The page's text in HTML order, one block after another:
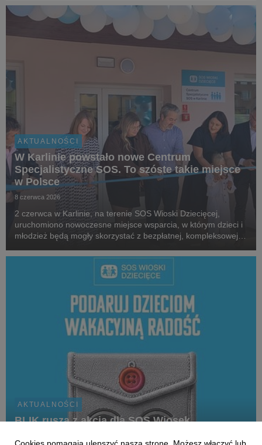
biegowych w regionie, organizowanej przez...
AKTUALNOŚCI
W Karlinie powstało nowe Centrum
Specjalistyczne SOS. To szóste takie miejsce
w Polsce
8 czerwca 2026
2 czerwca w Karlinie, na terenie SOS Wioski Dziecięcej,
uruchomiono nowoczesne miejsce wsparcia, w którym dzieci i
młodzież będą mogły skorzystać z bezpłatnej, kompleksowej
Nowe Centrum to odpowiedź na rosnące po...
AKTUALNOŚCI
BLIK rusza z akcją dla SOS Wiosek